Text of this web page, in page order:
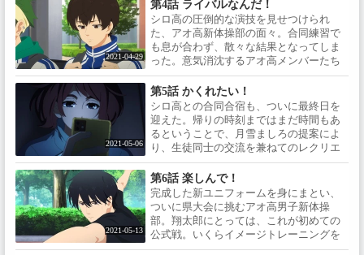
がら何とか他のメンバーに追いつこう
と、公園で練習する翔太郎の前に、不思
議な少年が現れる。
2021-04-29
第4話 ライバルなんだ！
シロ高の圧倒的な演技を見せつけられ
た、アオ高新体操部の面々。合同練習で
も息が合わず、散々な結果となってしま
った。意気消沈するアオ高メンバーたち
に、監督の志田周作はアドバイスを授け
る。彼の言う「立ち止まって空を見上げ
る」という言葉の意味とは、いった
い……？
2021-05-06
第5話 かくれたい！
シロ高との合同合宿も、ついに最終日を
迎えた。帰りの時刻まではまだ時間もあ
るということで、月雪ましろの提案によ
り、生徒同士の交流を兼ねてのレクリエ
ーション「かくれんぼ」がはじまった。
お互いに鬼を出しての対抗かくれんぼ
は、どんどんエスカレートしてしま
い……！？
2021-05-13
第6話 楽しんで！
完成した新ユニフォームを身にまとい、
ついに県大会に挑むアオ高男子新体操
部。翔太郎にとっては、これが初めての
公式戦。いくらイメージトレーニングを
しても、緊張と不安が拭えない翔太郎